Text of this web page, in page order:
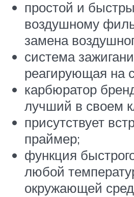
простой и
воздушному
замена
система
реагирующая на
карбюратор
лучший в своем
присутствует
праймер;
функция
любой
окружающей